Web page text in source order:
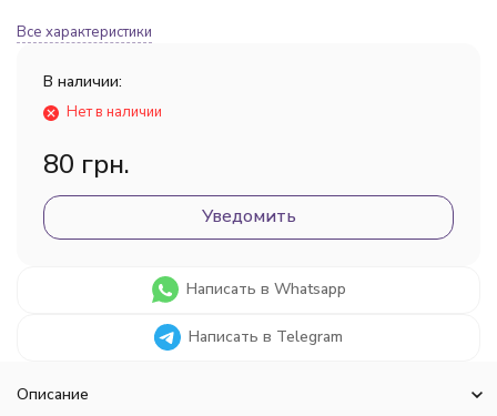
Все характеристики
В наличии:
Нет в наличии
80 грн.
Уведомить
Написать в Whatsapp
Написать в Telegram
Описание